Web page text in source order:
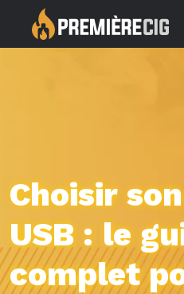
Choisir
USB : le
complet